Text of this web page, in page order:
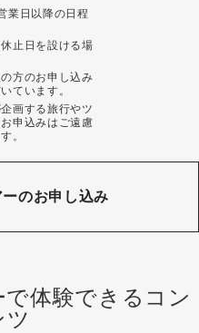
業日以降の日程
止日を設ける場
方のお申し込み
ています。
画する旅行やツ
申込みはご遠慮
。
のお申し込み
体験できるコン
ツ